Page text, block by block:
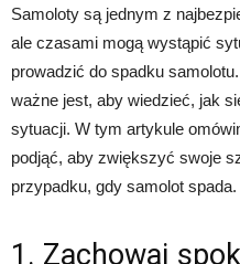
Samoloty są jednym z
ale czasami mogą wystąpić
prowadzić do spadku
ważne jest, aby wiedzieć, jak
sytuacji. W tym artykule
podjąć, aby zwiększyć swoje
przypadku, gdy samolot spada.
1. Zachowaj